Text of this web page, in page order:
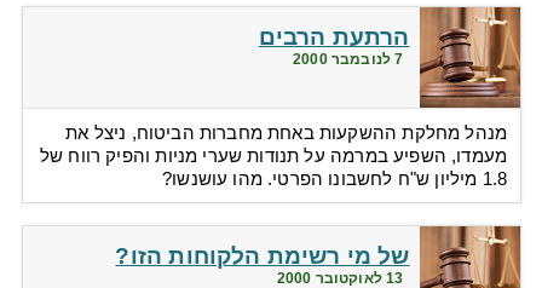
הרתעת הרבים
7 לנובמבר 2000
מנהל מחלקת ההשקעות באחת מחברות הביטוח, ניצל את
מעמדו, השפיע במרמה על תנודות שערי מניות והפיק רווח של
1.8 מיליון ש"ח לחשבונו הפרטי. מהו עושנשו?
של מי רשימת הלקוחות הזו?
13 לאוקטובר 2000